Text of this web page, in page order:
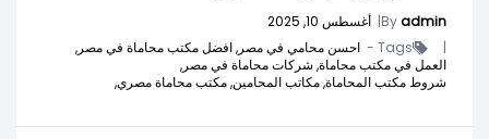
Byadmin
| أغسطس 10, 2025
|
Tags - احسن محامي في مصر,افضل مكتب محاماة في مصر,
العمل في مكتب محاماة, شركات محاماة في مصر,
شروط مكتب المحاماة,مكاتب المحامين,مكتب محاماة مصري,